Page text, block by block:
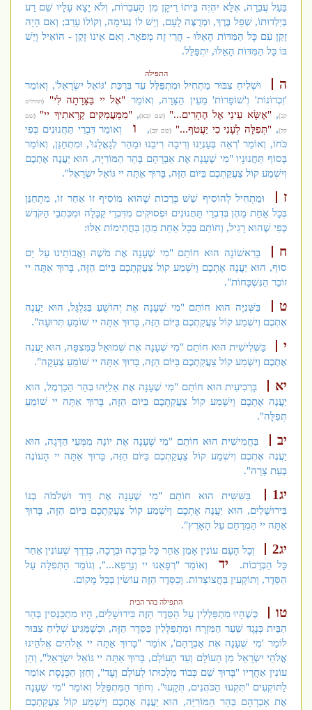
בַּעַל עֲבֵרָה, אֶלָּא יִהְיֶה בֵּיתוֹ רֵיקָן מִן הָעֲבֵרוֹת, וְלֹא יָצָא עָלָיו שֵׁם רַע
בְּיַלְדוּתוֹ, שְׁפַל בֶּרֶךְ, וּמְרֻצֶּה לָעָם, וְיֵשׁ לוֹ נְעִימָה, וְקוֹלוֹ עָרֵב; וְאִם הָיָה
זָקֵן עִם כָּל הַמִּדּוֹת הָאֵלּוּ - הֲרֵי זֶה מְפֹאָר. וְאִם אֵינוֹ זָקֵן - הוֹאִיל וְיֵשׁ
בּוֹ כָּל הַמִּדּוֹת הָאֵלּוּ, יִתְפַּלֵּל.
התפילה
ה
וּשְׁלִיחַ צִבּוּר מַתְחִיל וּמִתְפַּלֵּל עַד בִּרְכַּת 'גּוֹאֵל יִשְׂרָאֵל', וְאוֹמֵר
'זִכְרוֹנוֹת' וְ'שׁוֹפָרוֹת' מֵעֵין הַצָּרָה, וְאוֹמֵר "אֶל יי בַּצָּרָתָה לִּי" (תהילים
קכ),"אֶשָּׂא עֵינַי אֶל הֶהָרִים..." (שם קכא),"מִמַּעֲמַקִּים קְרָאתִיךָ יי" (שם
קל), "תְּפִלָּה לְעָנִי כִי יַעֲטֹף..." (שם קב), ו
וְאוֹמֵר דִּבְרֵי תַּחֲנוּנִים כְּפִי
כֹּחוֹ, וְאוֹמֵר 'רְאֵה בְּעָנְיֵנוּ וְרִיבָה רִיבֵנוּ וּמַהֵר לְגָאֳלֵנוּ', וּמִתְחַנֵּן, וְאוֹמֵר
בְּסוֹף תַּחֲנוּנָיו "מִי שֶׁעָנָה אֶת אַבְרָהָם בְּהַר הַמּוֹרִיָּה, הוּא יַעֲנֶה אֶתְכֶם
וְיִשְׁמַע קוֹל צַעֲקַתְכֶם בַּיּוֹם הַזֶּה, בָּרוּךְ אַתָּה יי גּוֹאֵל יִשְׂרָאֵל".
ז
וּמַתְחִיל לְהוֹסִיף שֵׁשׁ בְּרָכוֹת שֶׁהוּא מוֹסִיף זוֹ אַחַר זוֹ, מִתְחַנֵּן
בְּכָל אַחַת מֵהֶן בְּדִבְרֵי תַּחֲנוּנִים וּפְסוּקִים מִדִּבְרֵי קַבָּלָה וּמִכִּתְבֵי הַקֹּדֶשׁ
כְּפִי שֶׁהוּא רָגִיל, וְחוֹתֵם בְּכָל אַחַת מֵהֶן בַּחֲתִימוֹת אֵלּוּ:
ח
בָּרִאשׁוֹנָה הוּא חוֹתֵם "מִי שֶׁעָנָה אֶת מֹשֶׁה וַאֲבוֹתֵינוּ עַל יַם
סוּף, הוּא יַעֲנֶה אֶתְכֶם וְיִשְׁמַע קוֹל צַעֲקַתְכֶם בַּיּוֹם הַזֶּה, בָּרוּךְ אַתָּה יי
זוֹכֵר הַנִּשְׁכָּחוֹת".
ט
בַּשְּׁנִיָּה הוּא חוֹתֵם "מִי שֶׁעָנָה אֶת יְהוֹשֻׁעַ בַּגִּלְגָּל, הוּא יַעֲנֶה
אֶתְכֶם וְיִשְׁמַע קוֹל צַעֲקַתְכֶם בַּיּוֹם הַזֶּה, בָּרוּךְ אַתָּה יי שׁוֹמֵעַ תְּרוּעָה".
י
בַּשְּׁלִישִׁית הוּא חוֹתֵם "מִי שֶׁעָנָה אֶת שְׁמוּאֵל בַּמִּצְפָּה, הוּא יַעֲנֶה
אֶתְכֶם וְיִשְׁמַע קוֹל צַעֲקַתְכֶם בַּיּוֹם הַזֶּה, בָּרוּךְ אַתָּה יי שׁוֹמֵעַ צְעָקָה".
יא
בָּרְבִיעִית הוּא חוֹתֵם "מִי שֶׁעָנָה אֶת אֵלִיָּהוּ בְּהַר הַכַּרְמֶל, הוּא
יַעֲנֶה אֶתְכֶם וְיִשְׁמַע קוֹל צַעֲקַתְכֶם בַּיּוֹם הַזֶּה, בָּרוּךְ אַתָּה יי שׁוֹמֵעַ
תְּפִלָּה".
יב
בַּחֲמִישִׁית הוּא חוֹתֵם "מִי שֶׁעָנָה אֶת יוֹנָה מִמְּעֵי הַדָּגָה, הוּא
יַעֲנֶה אֶתְכֶם וְיִשְׁמַע קוֹל צַעֲקַתְכֶם בַּיּוֹם הַזֶּה, בָּרוּךְ אַתָּה יי הָעוֹנֶה
בְּעֵת צָרָה".
יג1
בַּשִּׁשִּׁית הוּא חוֹתֵם "מִי שֶׁעָנָה אֶת דָּוִד וּשְׁלֹמֹה בְּנוֹ
בִּירוּשָׁלַיִם, הוּא יַעֲנֶה אֶתְכֶם וְיִשְׁמַע קוֹל צַעֲקַתְכֶם בַּיּוֹם הַזֶּה, בָּרוּךְ
אַתָּה יי הַמְרַחֵם עַל הָאָרֶץ".
יג2
וְכָל הָעָם עוֹנִין אָמֵן אַחַר כָּל בְּרָכָה וּבְרָכָה, כְּדֶרֶךְ שֶׁעוֹנִין אַחַר
כָּל הַבְּרָכוֹת.
יד
וְאוֹמֵר "רְפָאֵנוּ יי וְנֵרָפֵא...", וְגוֹמֵר הַתְּפִלָּה עַל
הַסֵּדֶר, וְתוֹקְעִין בַּחֲצוֹצְרוֹת. וְכַסֵּדֶר הַזֶּה עוֹשִׂין בְּכָל מָקוֹם.
התפילה בהר הבית
טו
כְּשֶׁהָיוּ מִתְפַּלְּלִין עַל הַסֵּדֶר הַזֶּה בִּירוּשָׁלַיִם, הָיוּ מִתְכַּנְּסִין בְּהַר
הַבַּיִת כְּנֶגֶד שַׁעַר הַמִּזְרָח וּמִתְפַּלְּלִין כַּסֵּדֶר הַזֶּה, וּכְשֶׁמַּגִּיעַ שְׁלִיחַ צִבּוּר
לוֹמַר 'מִי שֶׁעָנָה אֶת אַבְרָהָם', אוֹמֵר "בָּרוּךְ אַתָּה יי אֱלֹהִים אֱלֹהֵינוּ
אֱלֹהֵי יִשְׂרָאֵל מִן הָעוֹלָם וְעַד הָעוֹלָם, בָּרוּךְ אַתָּה יי גּוֹאֵל יִשְׂרָאֵל", וְהֵן
עוֹנִין אַחֲרָיו "בָּרוּךְ שֵׁם כְּבוֹד מַלְכוּתוֹ לְעוֹלָם וָעֶד", וְחַזַּן הַכְּנֶסֶת אוֹמֵר
לַתּוֹקְעִים "תִּקְעוּ הַכֹּהֲנִים, תְּקָעוּ". וְחוֹזֵר הַמִּתְפַּלֵּל וְאוֹמֵר "מִי שֶׁעָנָה
אֶת אַבְרָהָם בְּהַר הַמּוֹרִיָּה, הוּא יַעֲנֶה אֶתְכֶם וְיִשְׁמַע קוֹל צַעֲקַתְכֶם